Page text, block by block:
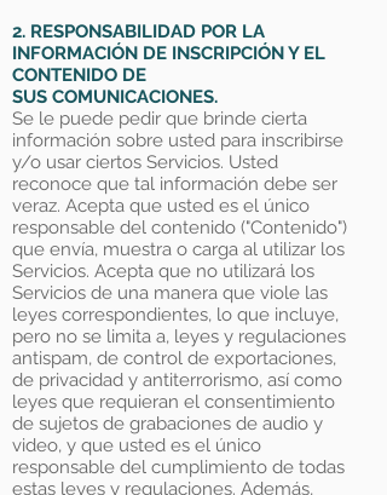
2. RESPONSABILIDAD POR LA
INFORMACIÓN DE INSCRIPCIÓN Y EL
CONTENIDO DE
SUS COMUNICACIONES.
Se le puede pedir que brinde cierta
información sobre usted para inscribirse
y/o usar ciertos Servicios. Usted
reconoce que tal información debe ser
veraz. Acepta que usted es el único
responsable del contenido ("Contenido")
que envía, muestra o carga al utilizar los
Servicios. Acepta que no utilizará los
Servicios de una manera que viole las
leyes correspondientes, lo que incluye,
pero no se limita a, leyes y regulaciones
antispam, de control de exportaciones,
de privacidad y antiterrorismo, así como
leyes que requieran el consentimiento
de sujetos de grabaciones de audio y
video, y que usted es el único
responsable del cumplimiento de todas
estas leyes y regulaciones. Además,